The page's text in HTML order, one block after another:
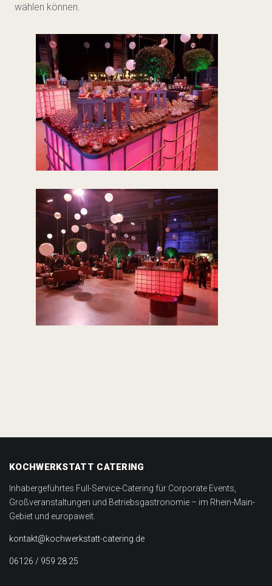
wählen können.
KOCHWERKSTATT CATERING
Inhabergeführtes Full-Service-Catering für Corporate Events,
Großveranstaltungen und Betriebsgastronomie – im Rhein-Main-
Gebiet und europaweit.
kontakt@kochwerkstatt-catering.de
06126 / 959 28 25